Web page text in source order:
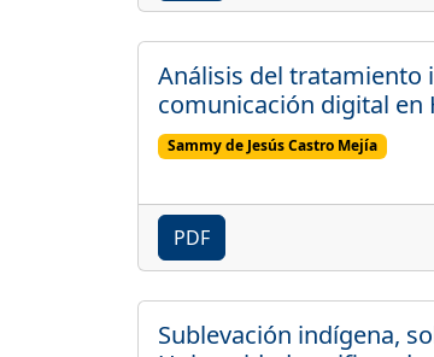
Análisis del tratamiento
comunicación digital en
Sammy de Jesús Castro Mejía
PDF
Sublevación indígena,